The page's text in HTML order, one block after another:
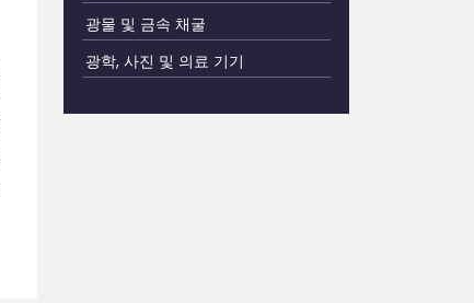
광물 및 금속 채굴
광학, 사진 및 의료 기기